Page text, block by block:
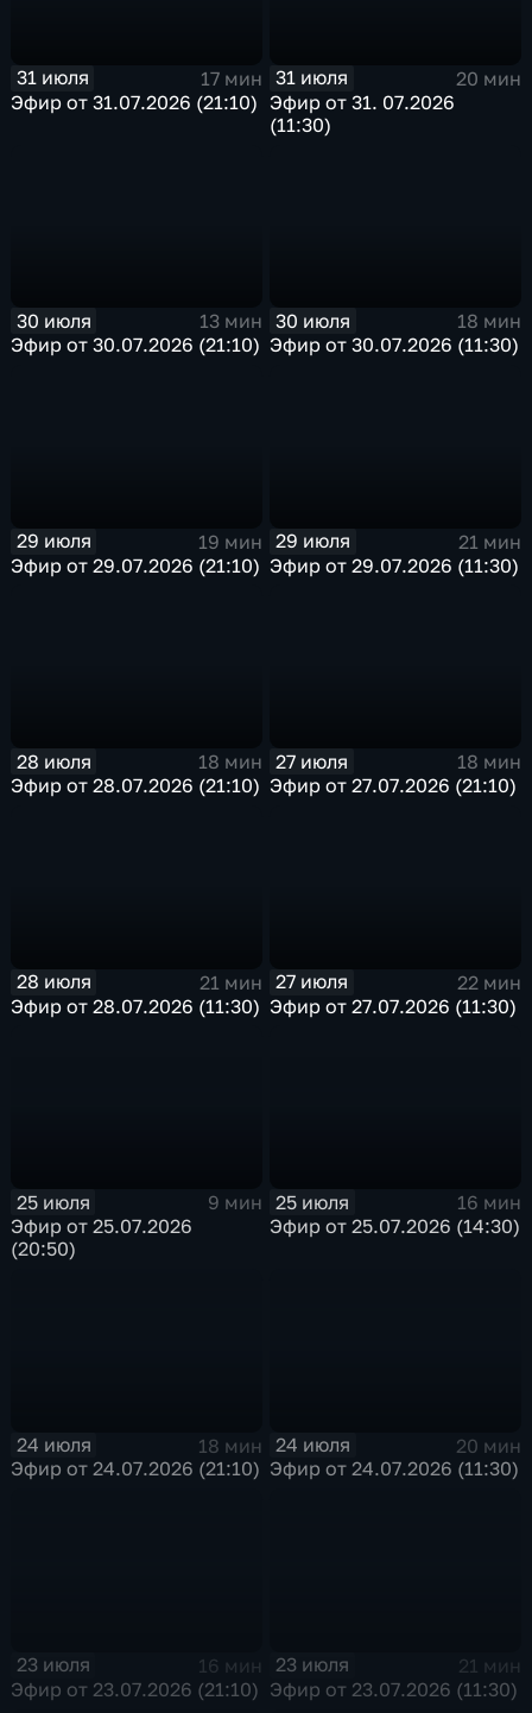
31 июля
17 мин
Эфир от 31.07.2026 (21:10)
31 июля
20 мин
Эфир от 31. 07.2026
(11:30)
30 июля
13 мин
Эфир от 30.07.2026 (21:10)
30 июля
18 мин
Эфир от 30.07.2026 (11:30)
29 июля
19 мин
Эфир от 29.07.2026 (21:10)
29 июля
21 мин
Эфир от 29.07.2026 (11:30)
28 июля
18 мин
Эфир от 28.07.2026 (21:10)
27 июля
18 мин
Эфир от 27.07.2026 (21:10)
28 июля
21 мин
Эфир от 28.07.2026 (11:30)
27 июля
22 мин
Эфир от 27.07.2026 (11:30)
25 июля
9 мин
Эфир от 25.07.2026
(20:50)
25 июля
16 мин
Эфир от 25.07.2026 (14:30)
24 июля
18 мин
Эфир от 24.07.2026 (21:10)
24 июля
20 мин
Эфир от 24.07.2026 (11:30)
23 июля
16 мин
Эфир от 23.07.2026 (21:10)
23 июля
21 мин
Эфир от 23.07.2026 (11:30)